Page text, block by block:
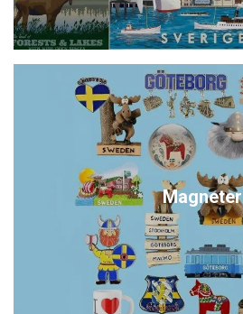
Magneter